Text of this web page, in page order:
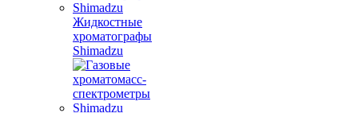
Жидкостные
хроматографы
Shimadzu